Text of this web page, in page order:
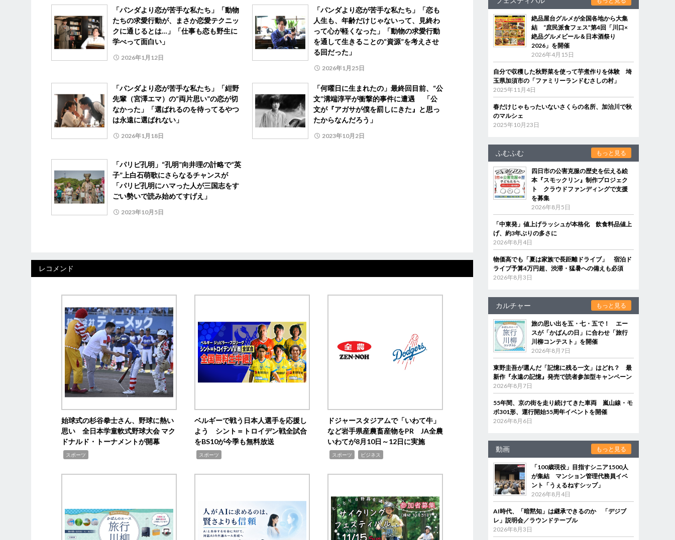
「パンダより恋が苦手な私たち」「動物
たちの求愛行動が、まさか恋愛テクニッ
クに通じるとは…」「仕事も恋も野生に
学べって面白い」
2026年1月12日
「パンダより恋が苦手な私たち」「恋も
人生も、年齢だけじゃないって、見終わ
って心が軽くなった」「動物の求愛行動
を通して生きることの“資源”を考えさせ
る回だった」
2026年1月25日
「パンダより恋が苦手な私たち」「紺野
先輩（宮澤エマ）の“両片思い”の恋が切
なかった」「選ばれるのを待ってるやつ
は永遠に選ばれない」
2026年1月18日
「何曜日に生まれたの」最終回目前、“公
文”溝端淳平が衝撃的事件に遭遇 「公
文が『アガサが僕を罰しにきた』と思っ
たからなんだろう」
2023年10月2日
「パリピ孔明」“孔明”向井理の計略で“英
子”上白石萌歌にさらなるチャンスが
「パリピ孔明にハマった人が三国志をす
ごい勢いで読み始めてすげえ」
2023年10月5日
レコメンド
始球式の杉谷拳士さん、野球に熱い
思い 全日本学童軟式野球大会 マク
ドナルド・トーナメントが開幕
スポーツ
ベルギーで戦う日本人選手を応援し
よう シント＝トロイデン戦全試合
をBS10が今季も無料放送
スポーツ
ドジャースタジアムで「いわて牛」
など岩手県産農畜産物をPR JA全農
いわてが8月10日～12日に実施
スポーツ ビジネス
絶品屋台グルメが全国各地から大集
結 “庶民派食フェス”第4回「川口×
絶品グルメビール＆日本酒祭り
2026」を開催
2026年4月15日
自分で収穫した秋野菜を使って芋煮作りを体験 埼
玉県加須市の「ファミリーランドむさしの村」
2025年11月4日
春だけじゃもったいないさくらの名所、加治川で秋
のマルシェ
2025年10月23日
ふむふむ もっと見る
四日市の公害克服の歴史を伝える絵
本『スモックリン』制作プロジェク
ト クラウドファンディングで支援
を募集
2026年8月5日
「中東発」値上げラッシュが本格化 飲食料品値上
げ、約3年ぶりの多さに
2026年8月4日
物価高でも「夏は家族で長距離ドライブ」 宿泊ド
ライブ予算4万円超、渋滞・猛暑への備えも必須
2026年8月3日
カルチャー もっと見る
旅の思い出を五・七・五で！ エー
スが「かばんの日」に合わせ「旅行
川柳コンテスト」を開催
2026年8月7日
東野圭吾が選んだ「記憶に残る一文」はどれ？ 最
新作『永遠の記憶』発売で読者参加型キャンペーン
2026年8月7日
55年間、京の街を走り続けてきた車両 嵐山線・モ
ボ301形、運行開始55周年イベントを開催
2026年8月6日
動画 もっと見る
「100歳現役」目指すシニア1500人
が集結 マンション管理代務員イベ
ント「うぇるねすシップ」
2026年8月4日
AI時代、「暗黙知」は継承できるのか 「デジブ
レ」説明会／ラウンドテーブル
2026年8月3日